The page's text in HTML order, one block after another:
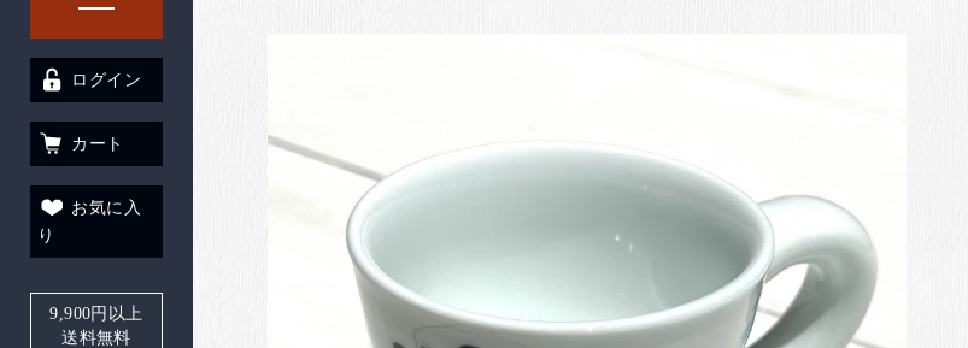
ログイン
カート
お気に入
り
9,900円以上
送料無料